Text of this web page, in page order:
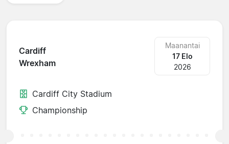
Cardiff
Wrexham
Maanantai
17 Elo
2026
Cardiff City Stadium
Championship